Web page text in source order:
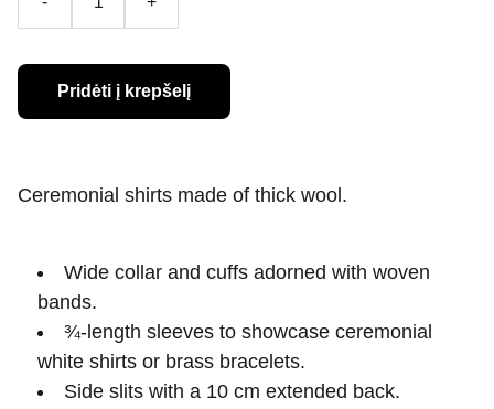
Pridėti į krepšelį
Ceremonial shirts made of thick wool.
Wide collar and cuffs adorned with woven
bands.
¾-length sleeves to showcase ceremonial
white shirts or brass bracelets.
Side slits with a 10 cm extended back.